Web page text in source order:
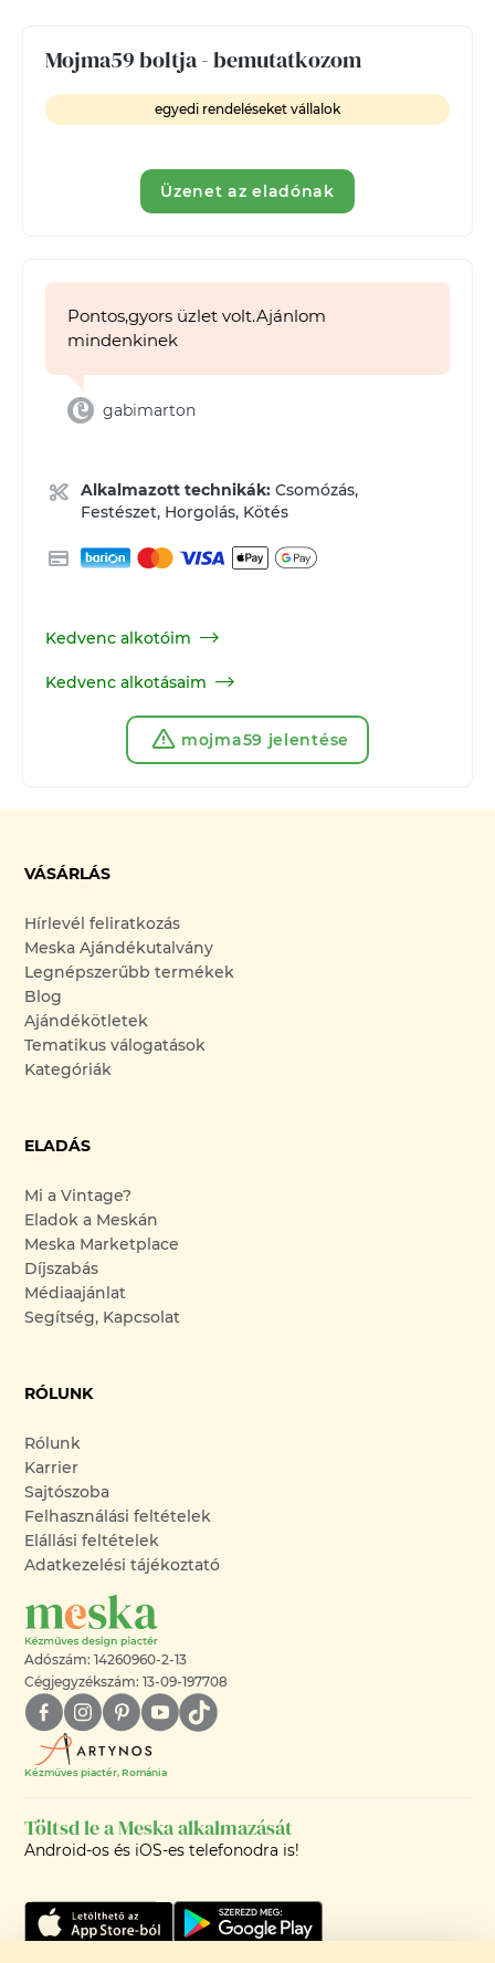
Mojma59 boltja - bemutatkozom
egyedi rendeléseket vállalok
Üzenet az eladónak
Pontos,gyors üzlet volt.Ajánlom
mindenkinek
gabimarton
Alkalmazott technikák: Csomózás,
Festészet, Horgolás, Kötés
Kedvenc alkotóim
Kedvenc alkotásaim
mojma59 jelentése
VÁSÁRLÁS
Hírlevél feliratkozás
Meska Ajándékutalvány
Legnépszerűbb termékek
Blog
Ajándékötletek
Tematikus válogatások
Kategóriák
ELADÁS
Mi a Vintage?
Eladok a Meskán
Meska Marketplace
Díjszabás
Médiaajánlat
Segítség, Kapcsolat
RÓLUNK
Rólunk
Karrier
Sajtószoba
Felhasználási feltételek
Elállási feltételek
Adatkezelési tájékoztató
Adószám: 14260960-2-13
Cégjegyzékszám: 13-09-197708
Kézműves piactér, Románia
Töltsd le a Meska alkalmazását
Android-os és iOS-es telefonodra is!